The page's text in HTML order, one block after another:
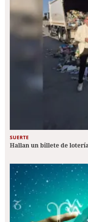
SUERTE
Hallan un billete de